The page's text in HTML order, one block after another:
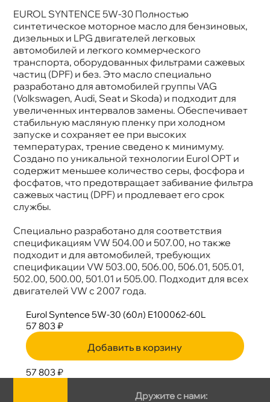
EUROL SYNTENCE 5W-30 Полностью
синтетическое моторное масло для бензиновых,
дизельных и LPG двигателей легковых
автомобилей и легкого коммерческого
транспорта, оборудованных фильтрами сажевых
частиц (DPF) и без. Это масло специально
разработано для автомобилей группы VAG
(Volkswagen, Audi, Seat и Skoda) и подходит для
увеличенных интервалов замены. Обеспечивает
стабильную масляную пленку при холодном
запуске и сохраняет ее при высоких
температурах, трение сведено к минимуму.
Создано по уникальной технологии Eurol OPT и
содержит меньшее количество серы, фосфора и
фосфатов, что предотвращает забивание фильтра
сажевых частиц (DPF) и продлевает его срок
службы.
Специально разработано для соответствия
спецификациям VW 504.00 и 507.00, но также
подходит и для автомобилей, требующих
спецификации VW 503.00, 506.00, 506.01, 505.01,
502.00, 500.00, 501.01 и 505.00. Подходит для всех
двигателей VW с 2007 года.
язкость
5W-30
Тип масла
Синтетика
Допуски
VW 504.00/507.00 MB 229.52 BMW Longlife-
04
Спецификации
API SP ACEA C3
Объем
60л
Артикул
E100062-60L
Применение
Двигатель
Eurol Syntence 5W-30 (60л) E100062-60L
57 803 ₽
Добавить в корзину
57 803 ₽
Дружите с нами: